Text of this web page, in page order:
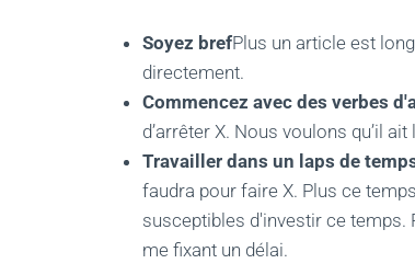
Soyez brefPlus un article est
directement.
Commencez avec des verbes
d’arrêter X. Nous voulons qu’il
Travailler dans un laps de
faudra pour faire X. Plus ce
susceptibles d'investir ce temps.
me fixant un délai.